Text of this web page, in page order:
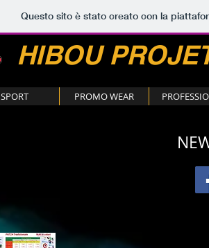
Questo sito è stato creato con la
HIBOU
SPORT PROMO WEAR